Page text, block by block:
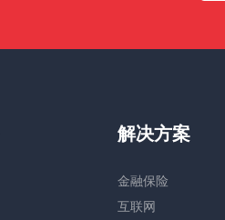
解决方案
金融保险
互联网